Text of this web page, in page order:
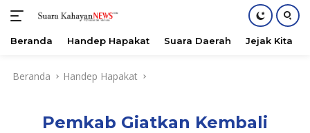
Beranda Handep Hapakat Suara Daerah Jejak Kita
Beranda Handep Hapakat
Pemkab Giatkan Kembali